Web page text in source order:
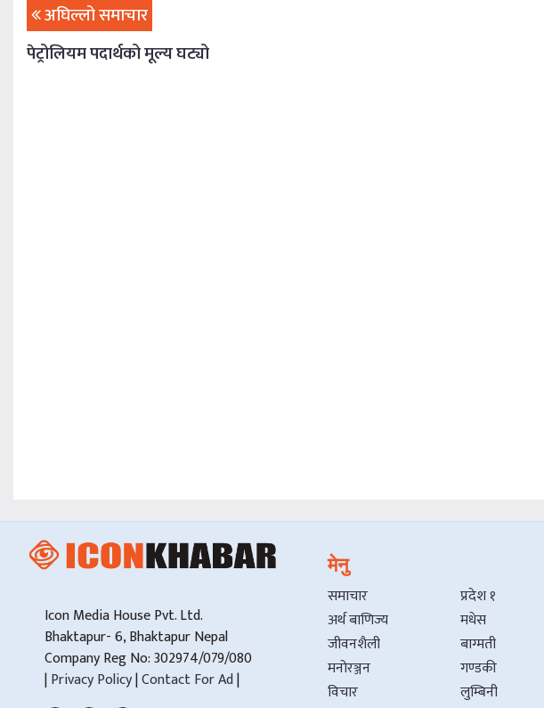
अघिल्लो समाचार
पेट्रोलियम पदार्थको मूल्य घट्यो
Icon Media House Pvt. Ltd.
Bhaktapur- 6, Bhaktapur Nepal
Company Reg No: 302974/079/080
|Privacy Policy|Contact For Ad|
मेनु
समाचार
अर्थ बाणिज्य
जीवनशैली
मनोरञ्जन
विचार
प्रदेश १
मधेस
बाग्मती
गण्डकी
लुम्बिनी